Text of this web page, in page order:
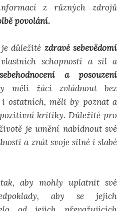
z různých zdrojů
povolání.
důležité zdravé sebevědomí
schopností a sil a
sebehodnocení a posouzení
měli žáci zvládnout bez
i ostatních, měli by poznat a
kritiky. Důležité pro
je umění nabídnout své
a znát svoje silné i slabé
tak, aby mohly uplatnit své
aby se jejich